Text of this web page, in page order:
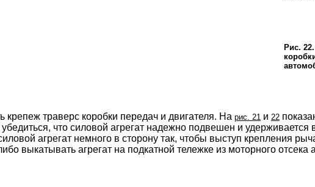
Рис.
крепеж траверс коробки передач и двигателя. На рис. 21 и 22
убедиться, что силовой агрегат надежно подвешен и
агрегат немного в сторону так, чтобы выступ крепления
выкатывать агрегат на подкатной тележке из моторного